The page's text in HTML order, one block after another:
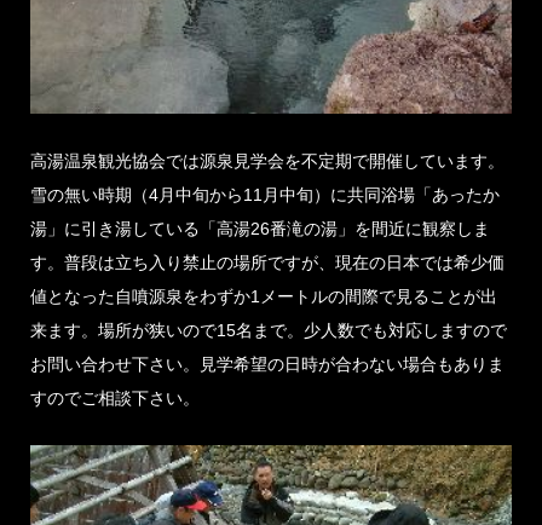
高湯温泉観光協会では源泉見学会を不定期で開催しています。
雪の無い時期（4月中旬から11月中旬）に共同浴場「あったか
湯」に引き湯している「高湯26番滝の湯」を間近に観察しま
す。普段は立ち入り禁止の場所ですが、現在の日本では希少価
値となった自噴源泉をわずか1メートルの間際で見ることが出
来ます。場所が狭いので15名まで。少人数でも対応しますので
お問い合わせ下さい。見学希望の日時が合わない場合もありま
すのでご相談下さい。